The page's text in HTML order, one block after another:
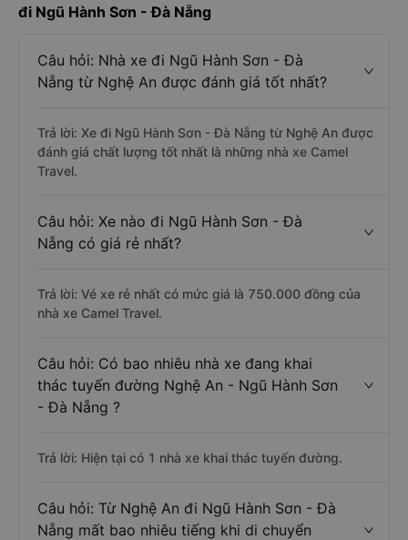
đi Ngũ Hành Sơn - Đà Nẵng
Câu hỏi: Nhà xe đi Ngũ Hành Sơn - Đà
Nẵng từ Nghệ An được đánh giá tốt nhất?
Trả lời: Xe đi Ngũ Hành Sơn - Đà Nẵng từ Nghệ An được
đánh giá chất lượng tốt nhất là những nhà xe Camel
Travel.
Câu hỏi: Xe nào đi Ngũ Hành Sơn - Đà
Nẵng có giá rẻ nhất?
Trả lời: Vé xe rẻ nhất có mức giá là 750.000 đồng của
nhà xe Camel Travel.
Câu hỏi: Có bao nhiêu nhà xe đang khai
thác tuyến đường Nghệ An - Ngũ Hành Sơn
- Đà Nẵng ?
Trả lời: Hiện tại có 1 nhà xe khai thác tuyến đường.
Câu hỏi: Từ Nghệ An đi Ngũ Hành Sơn - Đà
Nẵng mất bao nhiêu tiếng khi di chuyển